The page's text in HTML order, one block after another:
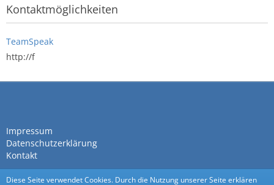
Kontaktmöglichkeiten
TeamSpeak
http://f
Impressum
Datenschutzerklärung
Kontakt
Diese Seite verwendet Cookies. Durch die Nutzung unserer Seite erklären